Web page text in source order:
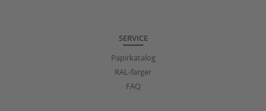
SERVICE
Papirkatalog
RAL-farger
FAQ